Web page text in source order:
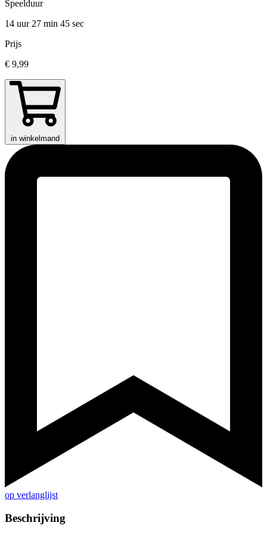
Speelduur
14 uur 27 min 45 sec
Prijs
€ 9,99
in winkelmand
op verlanglijst
Beschrijving